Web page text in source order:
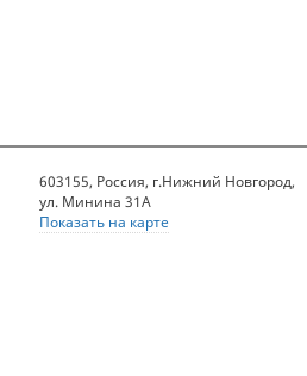
603155, Россия, г.Нижний Новгород,
ул. Минина 31А
Показать на карте